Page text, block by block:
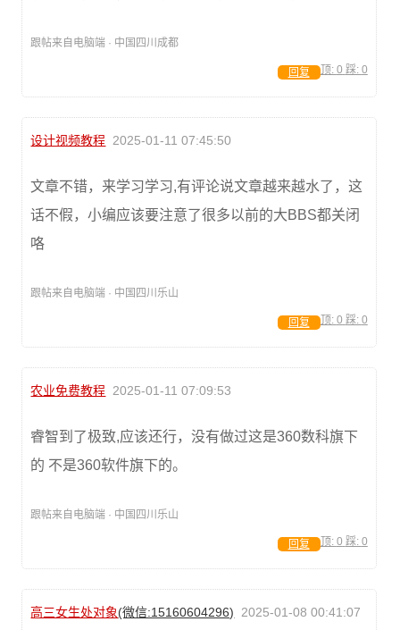
跟帖来自电脑端 · 中国四川成都
顶: 0 踩: 0
回复
设计视频教程 2025-01-11 07:45:50
文章不错，来学习学习,有评论说文章越来越水了，这
话不假，小编应该要注意了很多以前的大BBS都关闭
咯
跟帖来自电脑端 · 中国四川乐山
顶: 0 踩: 0
回复
农业免费教程 2025-01-11 07:09:53
睿智到了极致,应该还行，没有做过这是360数科旗下
的 不是360软件旗下的。
跟帖来自电脑端 · 中国四川乐山
顶: 0 踩: 0
回复
高三女生处对象(微信:15160604296) 2025-01-08 00:41:07